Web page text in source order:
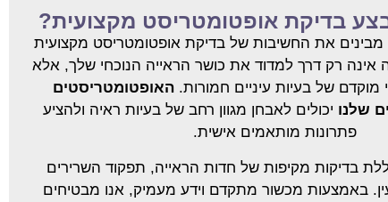
בדיקת אופטומטריסט מקצועית?
מבינים את החשיבות של בדיקת אופטומטריסט מקצועית
אינה רק דרך למדוד את כושר הראייה הנוכחי שלך, אלא
מוקדם של בעיות עיניים חמורות. האופטומטריסטים
שלנו יכולים לאבחן מגוון רחב של בעיות ראיה ולהציע
פתרונות מותאמים אישית.
בדיקות מקיפות של חדות הראייה, תפקוד השרירים
באמצעות מכשור מתקדם וידע מעמיק, אנו מבטיחים